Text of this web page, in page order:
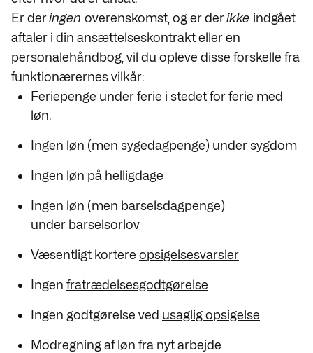
Er deringen overenskomst, og er derikke indgået
aftaler i din ansættelseskontrakt eller en
personalehåndbog, vil du opleve disse forskelle fra
funktionærernes vilkår:
Feriepenge underferie i stedet for ferie med
løn.
Ingen løn (men sygedagpenge) undersygdom
Ingen løn på helligdage
Ingen løn (men barselsdagpenge)
under barselsorlov
Væsentligt kortere opsigelsesvarsler
Ingen fratrædelsesgodtgørelse
Ingen godtgørelse ved usaglig opsigelse
Modregning af løn fra nyt arbejde